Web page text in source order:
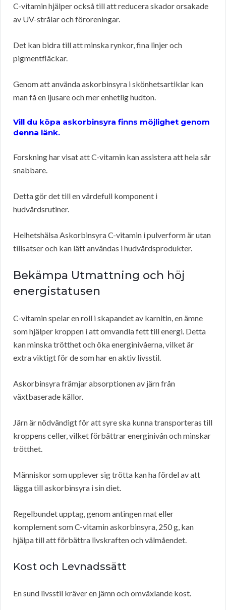
C-vitamin hjälper också till att reducera skador orsakade
av UV-strålar och föroreningar.
Det kan bidra till att minska rynkor, fina linjer och
pigmentfläckar.
Genom att använda askorbinsyra i skönhetsartiklar kan
man få en ljusare och mer enhetlig hudton.
Vill du köpa askorbinsyra finns möjlighet genom
denna länk.
Forskning har visat att C-vitamin kan assistera att hela sår
snabbare.
Detta gör det till en värdefull komponent i
hudvårdsrutiner.
Helhetshälsa Askorbinsyra C-vitamin i pulverform är utan
tillsatser och kan lätt användas i hudvårdsprodukter.
Bekämpa Utmattning och höj
energistatusen
C-vitamin spelar en roll i skapandet av karnitin, en ämne
som hjälper kroppen i att omvandla fett till energi. Detta
kan minska trötthet och öka energinivåerna, vilket är
extra viktigt för de som har en aktiv livsstil.
Askorbinsyra främjar absorptionen av järn från
växtbaserade källor.
Järn är nödvändigt för att syre ska kunna transporteras till
kroppens celler, vilket förbättrar energinivån och minskar
trötthet.
Människor som upplever sig trötta kan ha fördel av att
lägga till askorbinsyra i sin diet.
Regelbundet upptag, genom antingen mat eller
komplement som C-vitamin askorbinsyra, 250 g, kan
hjälpa till att förbättra livskraften och välmåendet.
Kost och Levnadssätt
En sund livsstil kräver en jämn och omväxlande kost.